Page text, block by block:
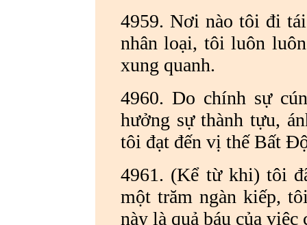
4959. Nơi nào tôi đi
nhân loại, tôi luôn
xung quanh.
4960. Do chính sự
hưởng sự thành tựu,
tôi đạt đến vị thế Bất
4961. (Kể từ khi) tôi
một trăm ngàn kiếp,
này là quả báu của